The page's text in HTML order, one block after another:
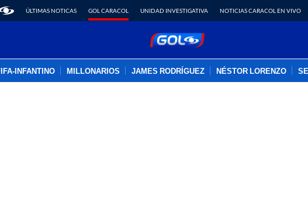
ÚLTIMAS NOTICAS GOL CARACOL UNIDAD INVESTIGATIVA NOTICIAS CARACOL EN VIVO
INFANTINO MILLONARIOS JAMES RODRÍGUEZ NÉSTOR LORENZO